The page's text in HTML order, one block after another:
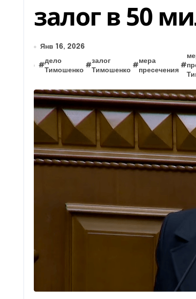
залог в 50
Янв 16, 2026
#
дело
Тимошенко
#
залог
Тимошенко
#
мера
пресечения
#